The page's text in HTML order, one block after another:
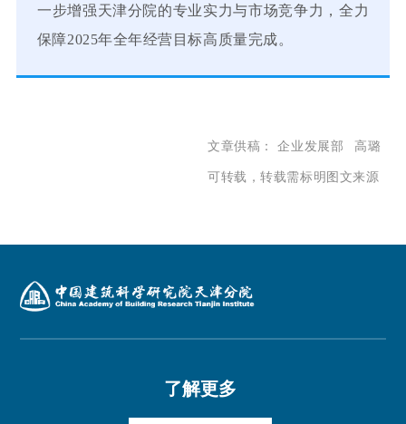
一步增强天津分院的专业实力与市场竞争力，全力
保障2025年全年经营目标高质量完成。
文章供稿： 企业发展部 高璐
可转载，转载需标明图文来源
了解更多